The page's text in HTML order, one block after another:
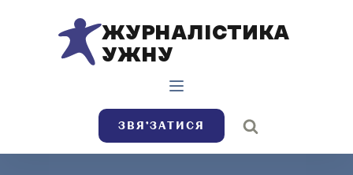
ЖУРНАЛІСТИКА
УЖНУ
ЗВЯ’ЗАТИСЯ